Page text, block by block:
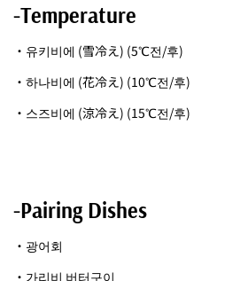
-Temperature
・유키비에 (雪冷え) (5℃전/후)
・하나비에 (花冷え) (10℃전/후)
・스즈비에 (涼冷え) (15℃전/후)
-Pairing Dishes
・광어회
・가리비 버터구이